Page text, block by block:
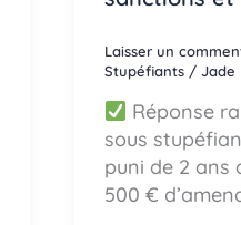
Laisser un
Stupéfiants/ Jade
Réponse
sous
puni de 2 ans
500 €